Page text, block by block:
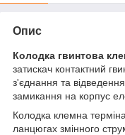
Опис
Колодка гвинтова
затискач контактний
з'єднання та
замикання на корпус
Колодка клемна
ланцюгах змінного